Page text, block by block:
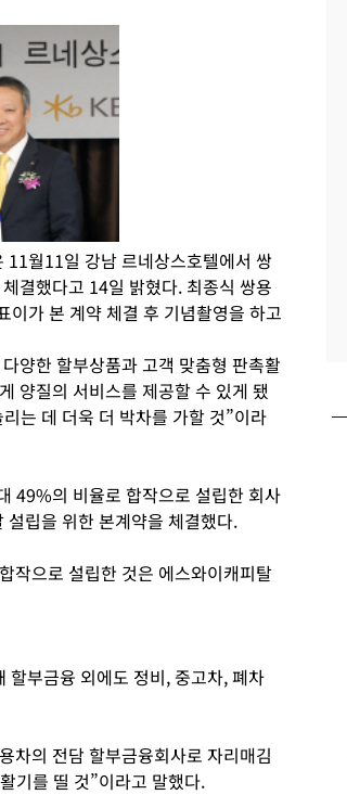
월11일 강남 르네상스호텔에서 쌍
결했다고 14일 밝혔다. 최종식 쌍용
가 본 계약 체결 후 기념촬영을 하고
양한 할부상품과 고객 맞춤형 판촉활
양질의 서비스를 제공할 수 있게 됐
는 데 더욱 더 박차를 가할 것”이라
49%의 비율로 합작으로 설립한 회사
립을 위한 본계약을 체결했다.
작으로 설립한 것은 에스와이캐피탈
할부금융 외에도 정비, 중고차, 폐차
차의 전담 할부금융회사로 자리매김
기를 띨 것”이라고 말했다.